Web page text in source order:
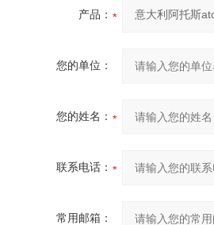
产品：
您的单位：
您的姓名：
联系电话：
常用邮箱：